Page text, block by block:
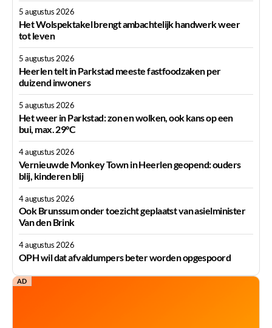
5 augustus 2026
Het Wolspektakel brengt ambachtelijk handwerk weer
tot leven
5 augustus 2026
Heerlen telt in Parkstad meeste fastfoodzaken per
duizend inwoners
5 augustus 2026
Het weer in Parkstad: zon en wolken, ook kans op een
bui, max. 29°C
4 augustus 2026
Vernieuwde Monkey Town in Heerlen geopend: ouders
blij, kinderen blij
4 augustus 2026
Ook Brunssum onder toezicht geplaatst van asielminister
Van den Brink
4 augustus 2026
OPH wil dat afvaldumpers beter worden opgespoord
AD